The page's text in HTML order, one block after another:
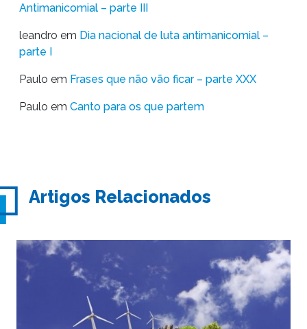
Antimanicomial – parte III
leandro em Dia nacional de luta antimanicomial –
parte I
Paulo em Frases que não vão ficar – parte XXX
Paulo em Canto para os que partem
Artigos Relacionados